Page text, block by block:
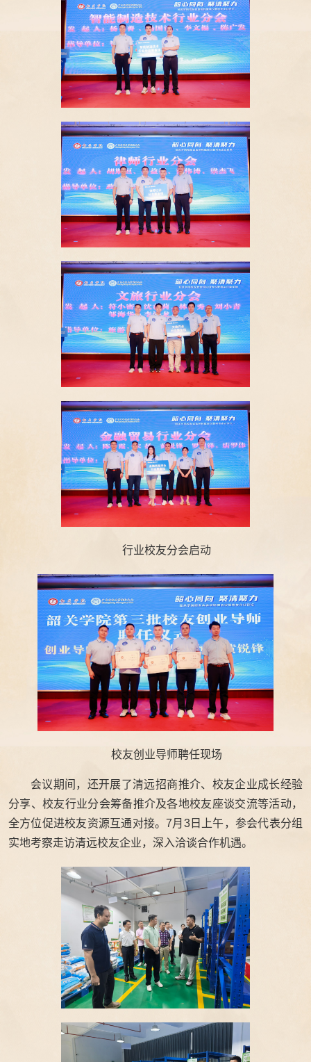
行业校友分会启动
校友创业导师聘任现场
会议期间，还开展了清远招商推介、校友企业成长经验
分享、校友行业分会筹备推介及各地校友座谈交流等活动，
全方位促进校友资源互通对接。7月3日上午，参会代表分组
实地考察走访清远校友企业，深入洽谈合作机遇。